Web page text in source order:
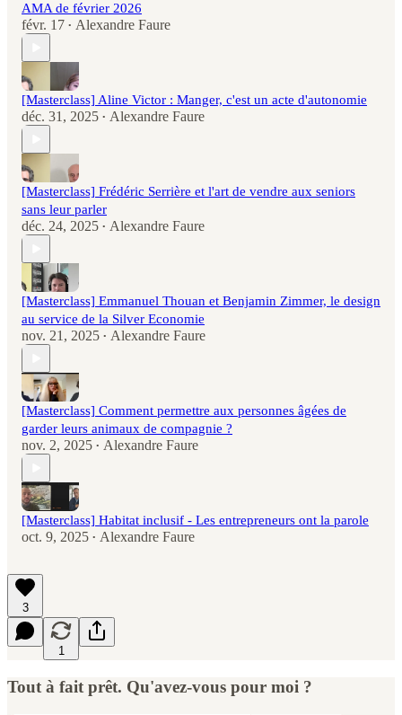
AMA de février 2026
févr. 17 • Alexandre Faure
[Masterclass] Aline Victor : Manger, c'est un acte d'autonomie
déc. 31, 2025 • Alexandre Faure
[Masterclass] Frédéric Serrière et l'art de vendre aux seniors
sans leur parler
déc. 24, 2025 • Alexandre Faure
[Masterclass] Emmanuel Thouan et Benjamin Zimmer, le design
au service de la Silver Economie
nov. 21, 2025 • Alexandre Faure
[Masterclass] Comment permettre aux personnes âgées de
garder leurs animaux de compagnie ?
nov. 2, 2025 • Alexandre Faure
[Masterclass] Habitat inclusif - Les entrepreneurs ont la parole
oct. 9, 2025 • Alexandre Faure
3
1
Tout à fait prêt. Qu'avez-vous pour moi ?